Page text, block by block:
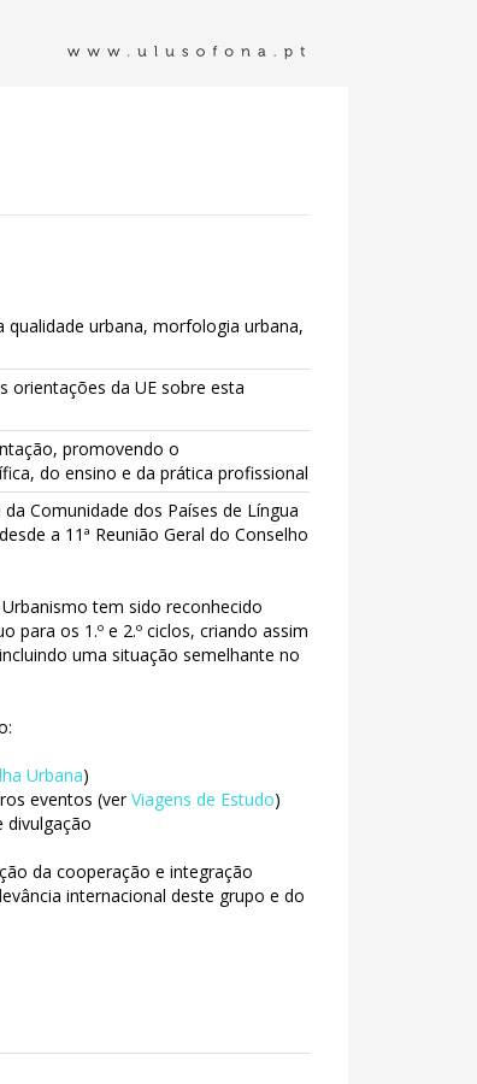
urbana, morfologia urbana,
orientações da UE sobre esta
promovendo o
do ensino e da prática profissional
Comunidade dos Países de Língua
a 11ª Reunião Geral do Conselho
tem sido reconhecido
para os 1.º e 2.º ciclos, criando assim
uma situação semelhante no
Urbana)
eventos (verViagens de Estudo)
divulgação
da cooperação e integração
internacional deste grupo e do